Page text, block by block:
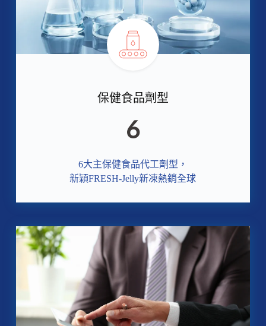
保健食品劑型
6
6大主保健食品代工劑型，
新穎FRESH-Jelly新凍熱銷全球